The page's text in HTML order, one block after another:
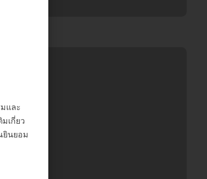
และ
เกี่ยว
ยินยอม